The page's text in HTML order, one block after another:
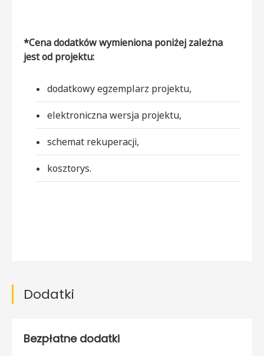
*Cena dodatków wymieniona poniżej zależna
jest od projektu:
dodatkowy egzemplarz projektu,
elektroniczna wersja projektu,
schemat rekuperacji,
kosztorys.
Dodatki
Bezpłatne dodatki